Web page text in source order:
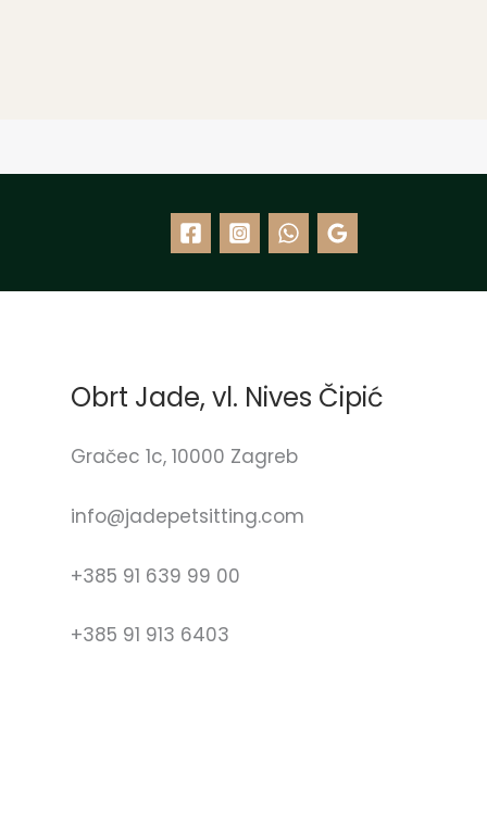
Obrt Jade, vl. Nives Čipić
Gračec 1c, 10000 Zagreb
info@jadepetsitting.com
+385 91 639 99 00
+385 91 913 6403